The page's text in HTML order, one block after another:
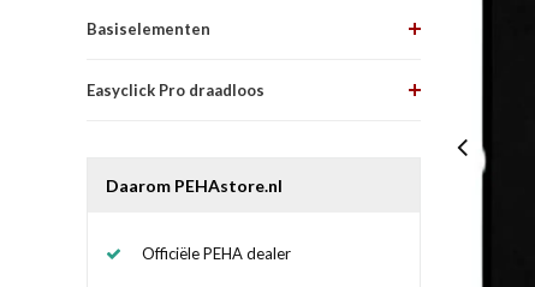
Basiselementen
Easyclick Pro draadloos
Daarom PEHAstore.nl
Officiële PEHA dealer